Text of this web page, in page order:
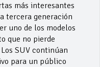
más interesantes
tercera generación
uno de los modelos
que no pierde
SUV continúan
para un público